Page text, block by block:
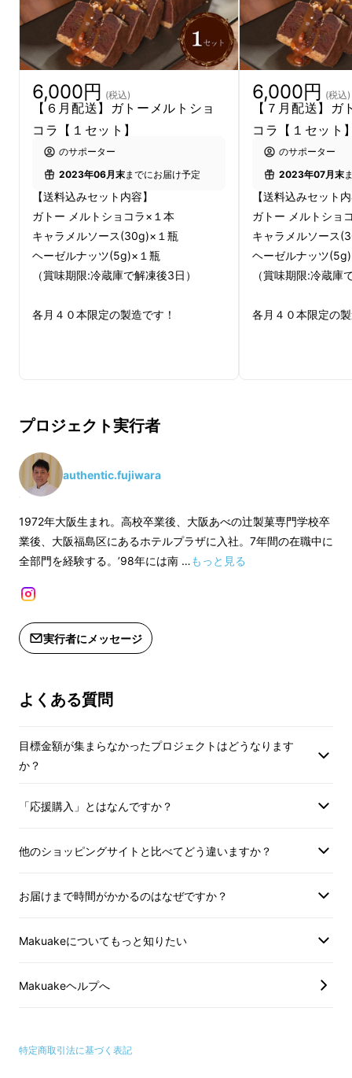
うすればよいか？
皆さんが美味しいと思われるケーキがどんなも
のであるか？
るケーキとはどんなものか？
そんな自問自答を繰り返して生まれたのがこの
ケーキなのです。
一体感のある「スイーツ」
を。因果関係を組み立てたい
一体感のある「スイーツ」を演出するために、
私、藤原直也流。
-コーヒ＆アマレット
-アプリコット＆ヘーゼルナッツ
6,000円 (税込)
【６月配送】ガトーメルトショ
コラ【１セット】
のサポーター
2023年06月末までにお届け予定
【送料込みセット内容】
ガトー メルトショコラ×１本
キャラメルソース(30g)×１瓶
ヘーゼルナッツ(5g)×１瓶
（賞味期限:冷蔵庫で解凍後3日）
各月４０本限定の製造です！
6,000円 (税込)
【７月配送】
コラ【１セット
のサポーター
2023年07月末
【送料込みセット
ガトー メルトショ
キャラメルソース
ヘーゼルナッツ
（賞味期限:冷蔵庫
各月４０本限定の
プロジェクト実行者
authentic.fujiwara
1972年大阪生まれ。高校卒業後、大阪あべの辻製菓専門学校卒
業後、大阪福島区にあるホテルプラザに入社。7年間の在職中に
全部門を経験する。’98年には南 …もっと見る
実行者にメッセージ
よくある質問
目標金額が集まらなかったプロジェクトはどうなります
か？
「応援購入」とはなんですか？
他のショッピングサイトと比べてどう違いますか？
お届けまで時間がかかるのはなぜですか？
Makuakeについてもっと知りたい
Makuakeヘルプへ
特定商取引法に基づく表記